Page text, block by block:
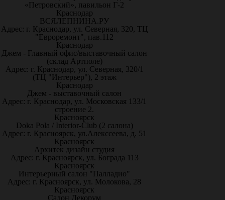
«Петровский», павильон Г-2
Краснодар
ВСЯЛЕПНИНА.РУ
Адрес: г. Краснодар, ул. Северная, 320, ТЦ
"Евроремонт", пав.112
Краснодар
Джем - Главный офис/выставочный салон
(склад Артполе)
Адрес: г. Краснодар, ул. Северная, 320/1
(ТЦ "Интерьер"), 2 этаж
Краснодар
Джем - выставочный салон
Адрес: г. Краснодар, ул. Московская 133/1
строение 2.
Красноярск
Doka Pola / Interior-Club (2 салона)
Адрес: г. Красноярск, ул.Алекссеева, д. 51
Красноярск
Архитек дизайн студия
Адрес: г. Красноярск, ул. Бограда 113
Красноярск
Интерьерный салон "Палладио"
Адрес: г. Красноярск, ул. Молокова, 28
Красноярск
Салон Декорум